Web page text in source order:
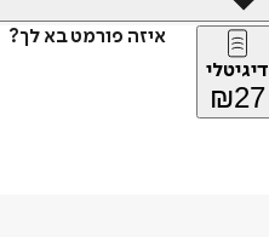
איזה פורמט בא לך?
דיגיטלי
₪27